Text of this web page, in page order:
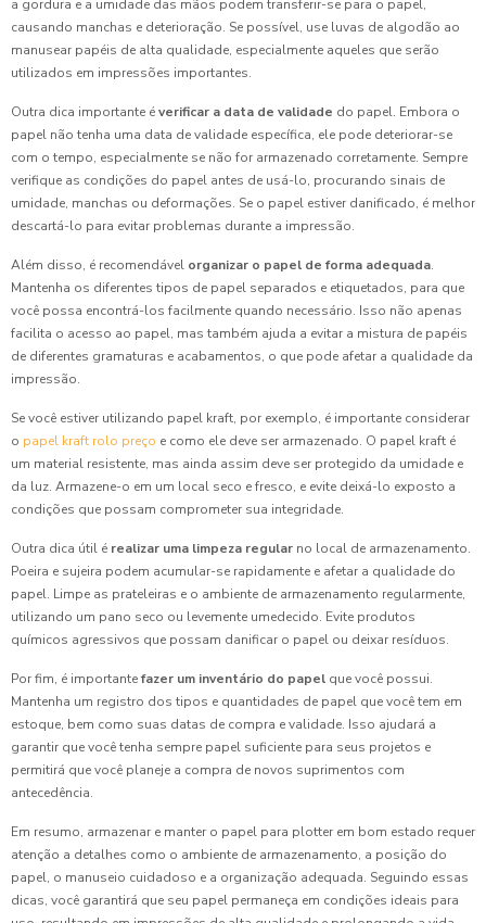
a gordura e a umidade das mãos podem transferir-se para o papel,
causando manchas e deterioração. Se possível, use luvas de algodão ao
manusear papéis de alta qualidade, especialmente aqueles que serão
utilizados em impressões importantes.
Outra dica importante éverificar a data de validade do papel. Embora o
papel não tenha uma data de validade específica, ele pode deteriorar-se
com o tempo, especialmente se não for armazenado corretamente. Sempre
verifique as condições do papel antes de usá-lo, procurando sinais de
umidade, manchas ou deformações. Se o papel estiver danificado, é melhor
descartá-lo para evitar problemas durante a impressão.
Além disso, é recomendável organizar o papel de forma adequada.
Mantenha os diferentes tipos de papel separados e etiquetados, para que
você possa encontrá-los facilmente quando necessário. Isso não apenas
facilita o acesso ao papel, mas também ajuda a evitar a mistura de papéis
de diferentes gramaturas e acabamentos, o que pode afetar a qualidade da
impressão.
Se você estiver utilizando papel kraft, por exemplo, é importante considerar
o papel kraft rolo preço e como ele deve ser armazenado. O papel kraft é
um material resistente, mas ainda assim deve ser protegido da umidade e
da luz. Armazene-o em um local seco e fresco, e evite deixá-lo exposto a
condições que possam comprometer sua integridade.
Outra dica útil é realizar uma limpeza regular no local de armazenamento.
Poeira e sujeira podem acumular-se rapidamente e afetar a qualidade do
papel. Limpe as prateleiras e o ambiente de armazenamento regularmente,
utilizando um pano seco ou levemente umedecido. Evite produtos
químicos agressivos que possam danificar o papel ou deixar resíduos.
Por fim, é importantefazer um inventário do papel que você possui.
Mantenha um registro dos tipos e quantidades de papel que você tem em
estoque, bem como suas datas de compra e validade. Isso ajudará a
garantir que você tenha sempre papel suficiente para seus projetos e
permitirá que você planeje a compra de novos suprimentos com
antecedência.
Em resumo, armazenar e manter o papel para plotter em bom estado requer
atenção a detalhes como o ambiente de armazenamento, a posição do
papel, o manuseio cuidadoso e a organização adequada. Seguindo essas
dicas, você garantirá que seu papel permaneça em condições ideais para